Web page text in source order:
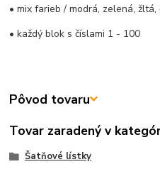
• mix farieb / modrá, zelená,
• každý blok s číslami 1 - 100
Pôvod tovaru
Tovar zaradený v
Šatňové lístky